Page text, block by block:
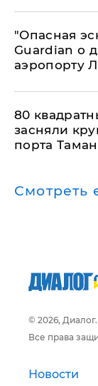
"Опасная
Guardian о
аэропорту
80
засняли
порта
Смотреть
© 2026,
Все права
Новости